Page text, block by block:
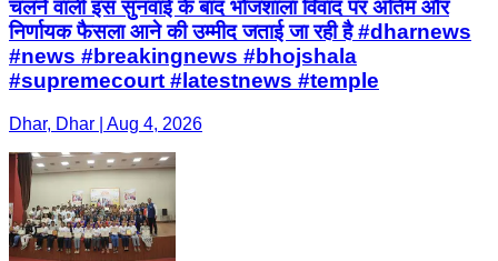
चलने वाली इस सुनवाई के बाद भोजशाला विवाद पर अंतिम और
निर्णायक फैसला आने की उम्मीद जताई जा रही है #dharnews
#news #breakingnews #bhojshala
#supremecourt #latestnews #temple
Dhar, Dhar | Aug 4, 2026